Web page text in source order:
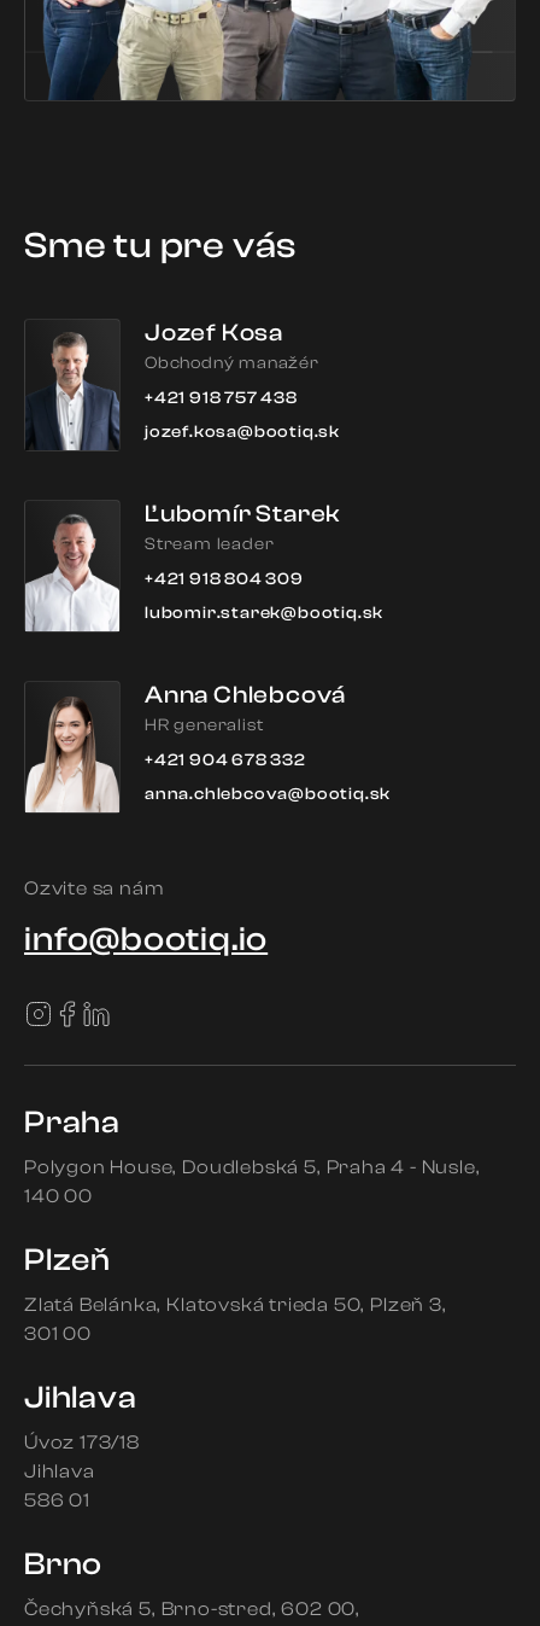
Sme tu pre vás
Jozef Kosa
Obchodný manažér
+421 918 757 438
jozef.kosa@bootiq.sk
Ľubomír Starek
Stream leader
+421 918 804 309
lubomir.starek@bootiq.sk
Anna Chlebcová
HR generalist
+421 904 678 332
anna.chlebcova@bootiq.sk
Ozvite sa nám
info@bootiq.io
Praha
Polygon House Doudlebská 5 Praha 4 - Nusle
140 00
Plzeň
Zlatá Belánka Klatovská trieda 50 Plzeň 3
301 00
Jihlava
Úvoz 173/18
Jihlava
586 01
Brno
Čechyňská 5 Brno-stred 602 00